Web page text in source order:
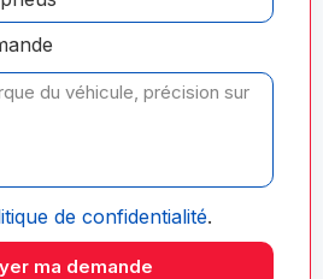
de confidentialité.
ma demande